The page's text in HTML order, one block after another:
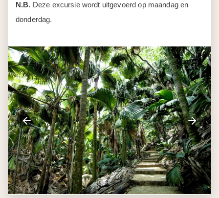
N.B. Deze excursie wordt uitgevoerd op maandag en
donderdag.